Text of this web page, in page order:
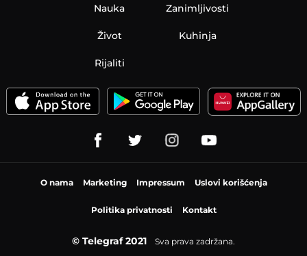
Nauka Zanimljivosti
Život Kuhinja
Rijaliti
O nama Marketing Impressum Uslovi korišćenja
Politika privatnosti Kontakt
© Telegraf 2021 Sva prava zadržana.